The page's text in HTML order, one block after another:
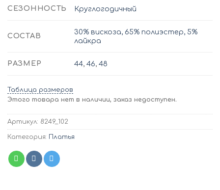
СЕЗОННОСТЬ Круглогодичный
СОСТАВ
30% вискоза, 65% полиэстер, 5%
лайкра
РАЗМЕР 44,46,48
Таблица размеров
Этого товара нет в наличии, заказ недоступен.
Артикул: 8249_102
Категория: Платья